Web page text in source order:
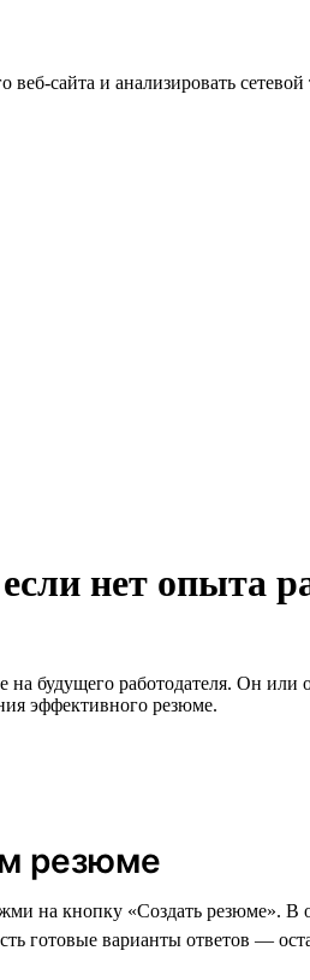
сайта и анализировать сетевой
нет опыта
будущего работодателя. Он или
эффективного резюме.
резюме
на кнопку «Создать резюме».
готовые варианты ответов —